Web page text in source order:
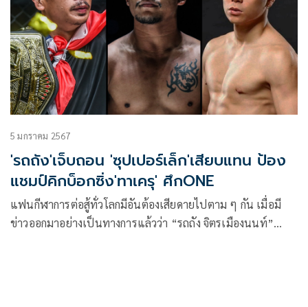
5 มกราคม 2567
'รถถัง'เจ็บถอน 'ซุปเปอร์เล็ก'เสียบแทน ป้อง
แชมป์คิกบ็อกซิ่ง'ทาเครุ' ศึกONE
แฟนกีฬาการต่อสู้ทั่วโลกมีอันต้องเสียดายไปตาม ๆ กัน เมื่อมี
ข่าวออกมาอย่างเป็นทางการแล้วว่า “รถถัง จิตรเมืองนนท์”